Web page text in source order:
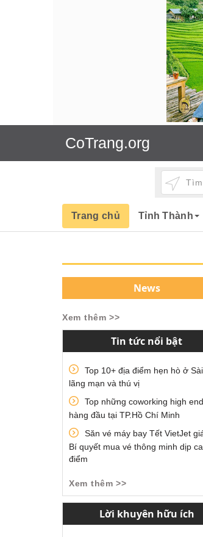
CoTrang.org
Trang chủ Tỉnh Thành
News
Xem thêm >>
Tin tức nổi bật
Top 10+ địa điểm hẹn hò ở
lãng mạn và thú vị
Top những coworking high end
hàng đầu tại TP.Hồ Chí Minh
Săn vé máy bay Tết VietJet
Bí quyết mua vé thông minh dịp
điểm
Xem thêm >>
Lời khuyên hữu ích